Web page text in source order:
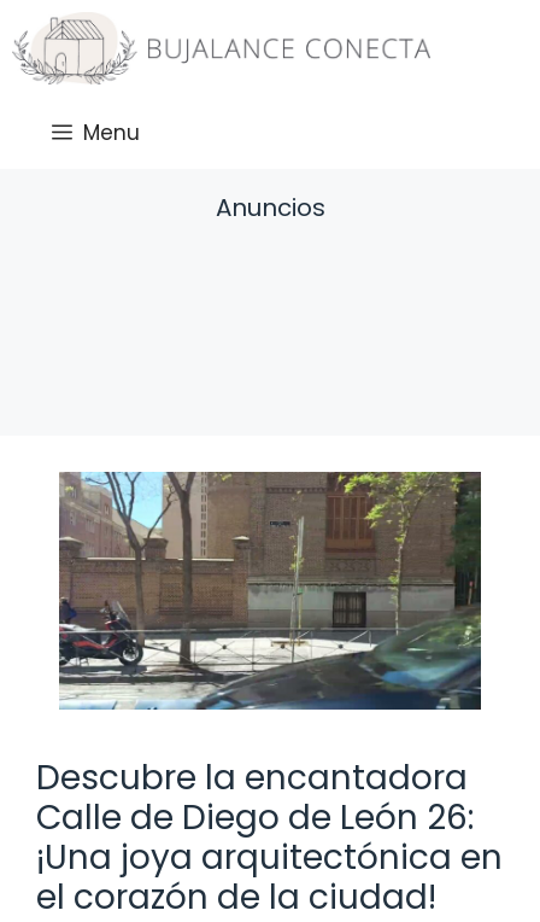
Saltar
al
contenido
Menu
Anuncios
Descubre la encantadora
Calle de Diego de León 26:
¡Una joya arquitectónica en
el corazón de la ciudad!